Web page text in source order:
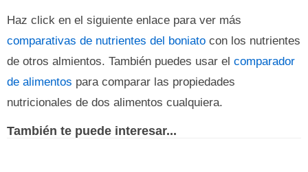
Haz click en el siguiente enlace para ver más
comparativas de nutrientes del boniato con los nutrientes
de otros almientos. También puedes usar el comparador
de alimentos para comparar las propiedades
nutricionales de dos alimentos cualquiera.
También te puede interesar...